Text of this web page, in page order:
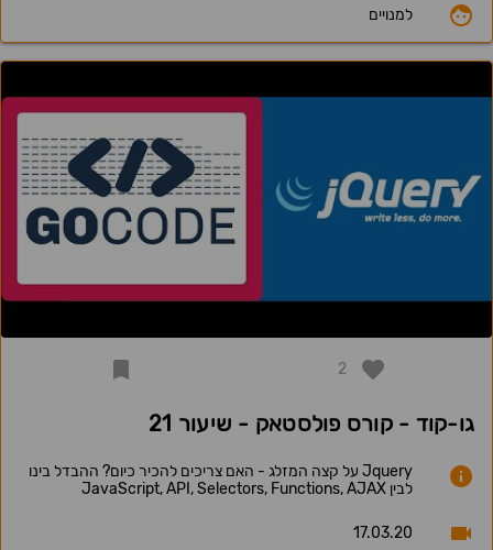
למנויים
2
גו-קוד - קורס פולסטאק - שיעור 21
Jquery על קצה המזלג - האם צריכים להכיר כיום? ההבדל בינו
לבין JavaScript, API, Selectors, Functions, AJAX
17.03.20